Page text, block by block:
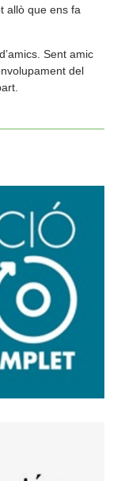
allò que ens fa
Sent amic
del